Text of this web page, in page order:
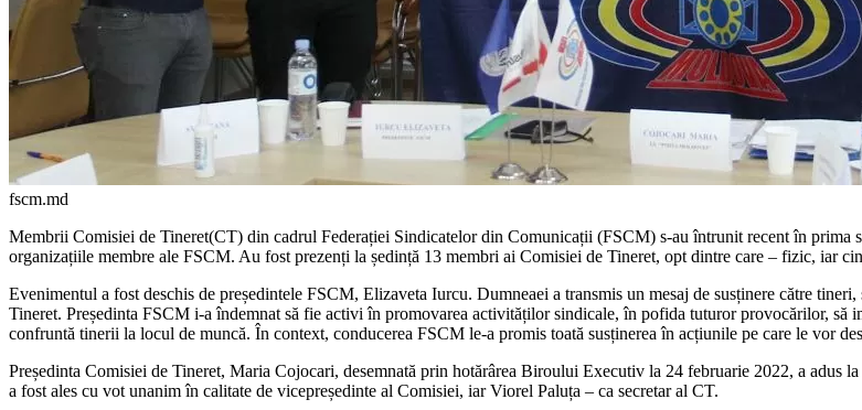
fscm.md
Membrii Comisiei de Tineret(CT) din cadrul Federației Sindicatelor din Comunicații (FSCM) s-au întrunit recent în prima
organizațiile membre ale FSCM. Au fost prezenți la ședință 13 membri ai Comisiei de Tine­ret, opt dintre care – fizic, iar
Evenimentul a fost deschis de președintele FSCM, Elizaveta Iurcu. Dumneaei a transmis un mesaj de susținere către
Tineret. Președinta FSCM i-a îndemnat să fie activi în promovarea activităților sindica­le, în pofida tuturor provocărilor, să
confruntă tinerii la locul de muncă. În context, conducerea FSCM le-a promis toa­tă susținerea în acțiunile pe care le vor
Președinta Comisiei de Tineret, Maria Cojocari, desemnată prin hotărârea Biroului Executiv la 24 februarie 2022, a
a fost ales cu vot una­nim în calitate de vicepreședinte al Comisiei, iar Viorel Paluța – ca se­cretar al CT.